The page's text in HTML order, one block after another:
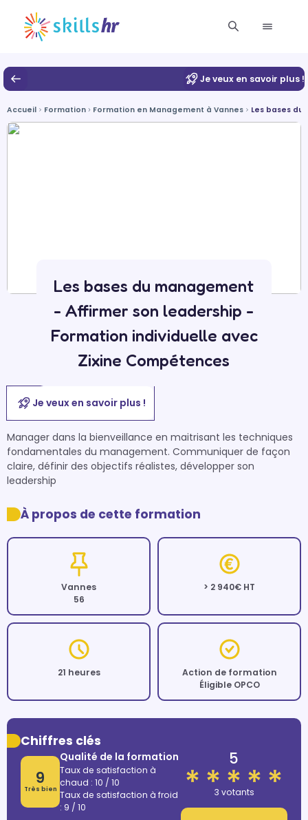
Je veux en savoir plus !
Accueil Formation Formation en Management à Vannes Les bases
Les bases du management
- Affirmer son leadership -
Formation individuelle avec
Zixine Compétences
Je veux en savoir plus !
Manager dans la bienveillance en maitrisant les techniques
fondamentales du management. Communiquer de façon
claire, définir des objectifs réalistes, développer son
leadership
À propos de cette formation
Vannes
56
> 2 940€ HT
21 heures
Action de formation
Éligible OPCO
Chiffres clés
9
Très bien
Qualité de la formation
Taux de satisfaction à
chaud : 10 / 10
Taux de satisfaction à froid
: 9 / 10
5
3 votants